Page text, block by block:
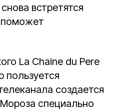
встретятся
поможет
La Chaine du Pere
пользуется
создается
специально